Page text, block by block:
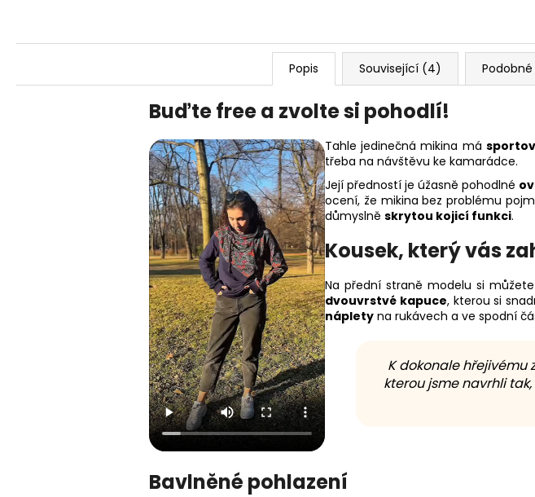
Popis Související (4)
Buďte free a zvolte si pohodlí!
Tahle jedinečná mikina má
třeba na návštěvu ke kamarádce.
Její předností je úžasně pohodlné
ocení, že mikina bez problému
důmyslně skrytou kojicí funkci.
Kousek, který vás
Na přední straně modelu si
dvouvrstvé kapuce, kterou si
náplety na rukávech a ve spodní
K dokonale hřejivému
kterou jsme navrhli
Bavlněné pohlazení